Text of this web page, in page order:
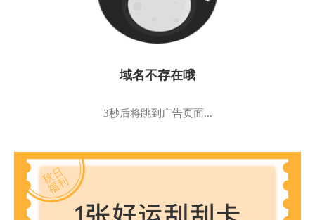
域名不存在哦
3秒后将跳到广告页面...